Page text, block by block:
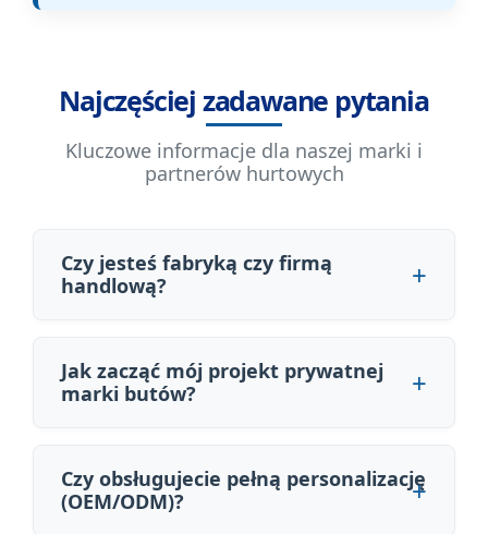
Najczęściej zadawane pytania
Kluczowe informacje dla naszej marki i
partnerów hurtowych
Czy jesteś fabryką czy firmą
handlową?
Jak zacząć mój projekt prywatnej
marki butów?
Czy obsługujecie pełną personalizację
(OEM/ODM)?